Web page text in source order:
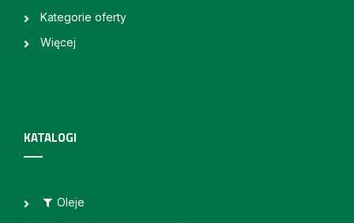
Kategorie oferty
Więcej
KATALOGI
Oleje